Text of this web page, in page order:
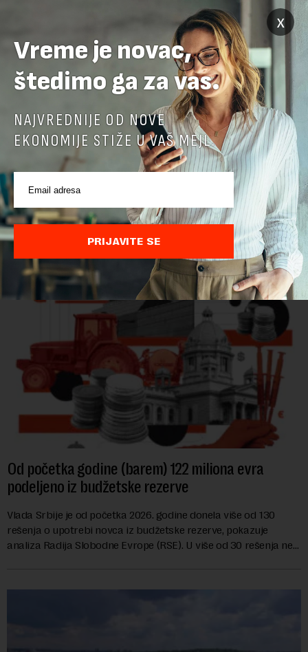
Ministarstvo: EK potvrdila da je Srbija unapredila
kontrolu hrane biljnog porekla
Ministarstvo poljoprivrede, šumarstva i vodoprivrede saopštilo
je danas da je Evropska komisija potvrdila da je Srbija
značajno unapredila sistem službenih kontrola bezbednosti
Od početka godine (barem) 122 miliona evra
podeljeno iz budžetske rezerve
Vlada Srbije je od početka 2026. godine donela više od 130
rešenja o upotrebi novca iz budžetske rezerve, pokazuje
analiza Radija Slobodne Evrope (RSE). U više od 30 rešenja ne
x
Vreme je novac,
štedimo ga za vas.
NAJVREDNIJE OD NOVE
EKONOMIJE STIŽE U VAŠ MEJL.
PRIJAVITE SE